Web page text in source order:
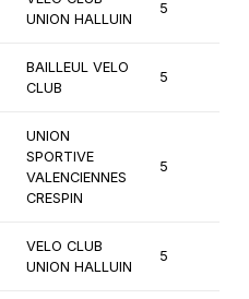
UNION HALLUIN
5
BAILLEUL VELO
CLUB
5
UNION
SPORTIVE
VALENCIENNES
CRESPIN
5
VELO CLUB
UNION HALLUIN
5